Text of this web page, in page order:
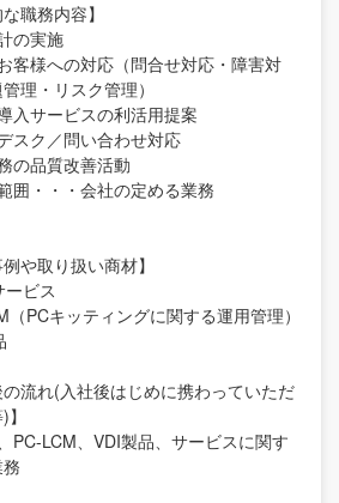
な職務内容】
の実施
客様への対応（問合せ対応・障害対
理・リスク管理）
入サービスの利活用提案
スク／問い合わせ対応
の品質改善活動
囲・・・会社の定める業務
例や取り扱い商材】
ビス
（PCキッティングに関する運用管理）
の流れ(入社後はじめに携わっていただ
PC-LCM、VDI製品、サービスに関す